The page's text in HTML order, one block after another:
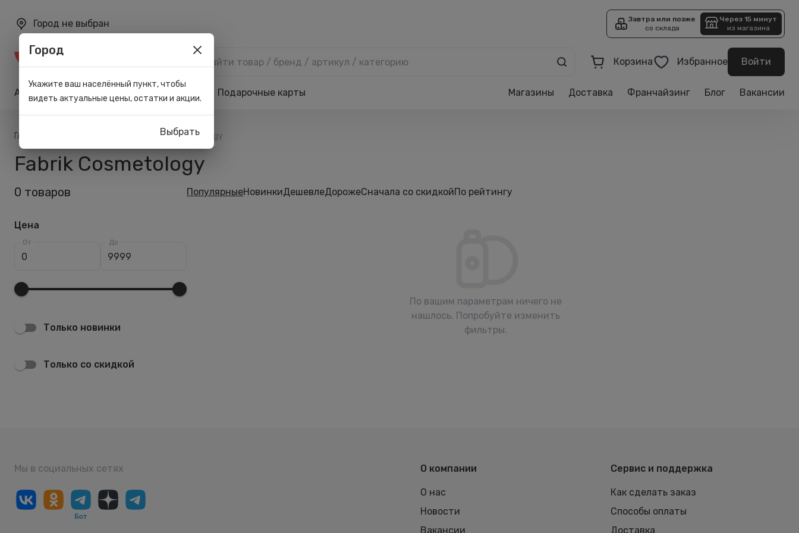
Город не выбран
Завтра или позже
со склада
Через 15 минут
из магазина
Корзина Избранное Войти
Акции Карта лояльности Подарочные карты Магазины Доставка Франчайзинг Блог Вакансии
Главная Fabrik Cosmetology
Fabrik Cosmetology
0 товаров
Цена
От До
Только новинки
Только со скидкой
ПопулярныеНовинкиДешевлеДорожеСначала со скидкойПо рейтингу
По вашим параметрам ничего не
нашлось. Попробуйте изменить
фильтры.
Мы в социальных сетях О компании
О нас
Новости
Вакансии
Сервис и поддержка
Как сделать заказ
Способы оплаты
Доставка
Город
Укажите ваш населённый пункт, чтобы
видеть актуальные цены, остатки и акции.
Выбрать